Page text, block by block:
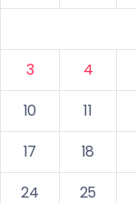
3
4
10
11
17
18
24
25